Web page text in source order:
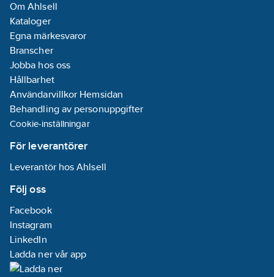
Om Ahlsell
Kataloger
Egna märkesvaror
Branscher
Jobba hos oss
Hållbarhet
Användarvillkor Hemsidan
Behandling av personuppgifter
Cookie-inställningar
För leverantörer
Leverantör hos Ahlsell
Följ oss
Facebook
Instagram
LinkedIn
Ladda ner vår app